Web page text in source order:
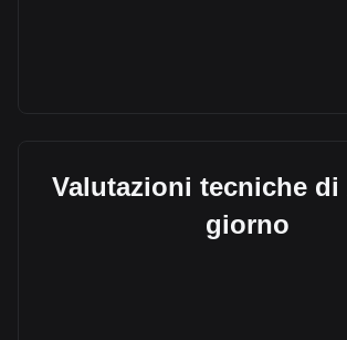
Valutazioni tecniche di
giorno